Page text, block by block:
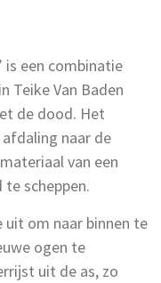
is een combinatie
Teike Van Baden
de dood. Het
naar de
van een
scheppen.
uit om naar binnen te
ogen te
uit de as, zo